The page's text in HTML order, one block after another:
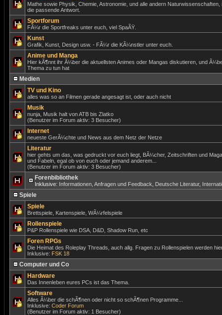
Mathe sowie Physik, Chemie, Astronomie, und alle andern
die passende Antwort.
Sportforum
FÃ¼r die Sportfreaks unter euch, viel SpaÃŸ.
Kunst
Grafik, Kunst, Design usw. - FÃ¼r die KÃ¼nstler unter euch.
Anime und Manga
Hier kÃ¶nnt ihr Ã¼ber die aktuellsten Animes oder Mangas diskutieren, und
Thema zu tun hat
Medien
TV und Kino
alles was so an Filmen gerade angesagt ist, oder auch nicht
Musik
nunja, Musik halt von ATB bis Zlatko
(Benutzer im Forum aktiv: 3 Besucher)
Internet
neueste GerÃ¼chte und News aus dem Netz der Netze
Literatur
hier gehts um das, was gedruckt vor euch liegt, BÃ¼cher, Zeitschriften und
und Fabeln, egal ob von euch oder jemand anderem...
(Benutzer im Forum aktiv: 3 Besucher)
Forenbibliothek
Inklusive: Informationen, Anfragen und Feedback Deutsche Literatur,
Spiele
Spiele
Brettspiele, Kartenspiele, WÃ¼rfelspiele
Rollenspiele
P&P Rollenspiele wie DSA, D&D, Shadow Run, etc
Foren RPGs
Die Heimat des Roleplay Threads, auch allg. Fragen zu Rollenspielen werden
Inklusive: FSK 18
Computer und Co
Hardware
Das Innenleben eures PCs ist das Thema.
Software
Alles Ã¼ber die schÃ¶nen oder nicht so schÃ¶nen Programme...
Inklusive: Coder Forum
(Benutzer im Forum aktiv: 1 Besucher)